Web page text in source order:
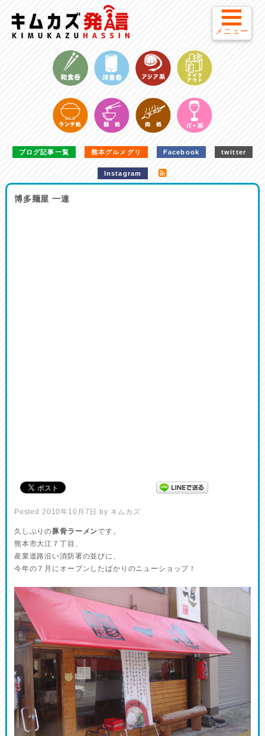
ブログ記事一覧 熊本グルメグリ Facebook twitter
Instagram
博多麺屋 一連
Posted 2010年10月7日 by キムカズ
久しぶりの豚骨ラーメンです。
熊本市大江７丁目、
産業道路沿い消防署の並びに、
今年の７月にオープンしたばかりのニューショップ！
メニュー